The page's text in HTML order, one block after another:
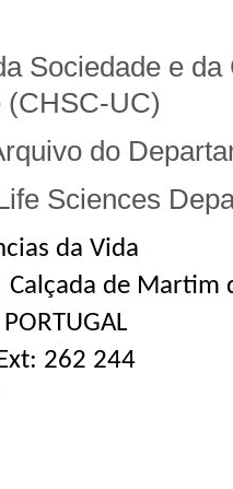
Sociedade e
(CHSC-UC)
do
Sciences
da Vida
de Martim
262 244